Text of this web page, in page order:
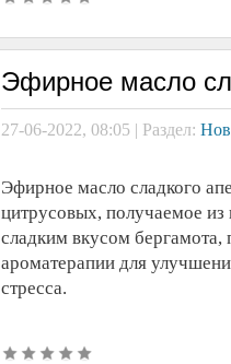
Эфирное масло
27-06-2022, 08:05 | Раздел:
Эфирное масло сладкого
цитрусовых, получаемое
сладким вкусом
ароматерапии для
стресса.